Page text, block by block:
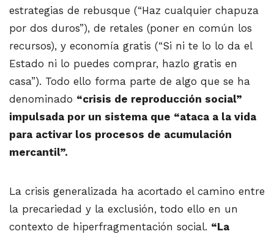
estrategias de rebusque (“Haz cualquier chapuza
por dos duros”), de retales (poner en común los
recursos), y economía gratis (“Si ni te lo lo da el
Estado ni lo puedes comprar, hazlo gratis en
casa”). Todo ello forma parte de algo que se ha
denominado “crisis de reproducción social”
impulsada por un sistema que “ataca a la vida
para activar los procesos de acumulación
mercantil”.
La crisis generalizada ha acortado el camino entre
la precariedad y la exclusión, todo ello en un
contexto de hiperfragmentación social. “La